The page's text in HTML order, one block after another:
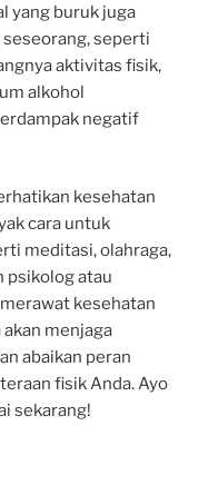
yang buruk juga
seperti
aktivitas fisik,
alkohol
negatif
kesehatan
cara untuk
meditasi, olahraga,
psikolog atau
kesehatan
menjaga
abaikan peran
fisik Anda. Ayo
sekarang!